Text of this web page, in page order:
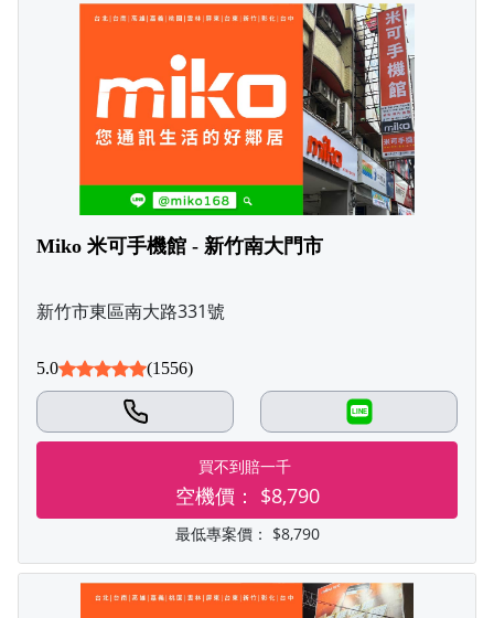
Miko 米可手機館 - 新竹南大門市
新竹市東區南大路331號
5.0 (1556)
LINE
買不到賠一千
空機價： $8,790
最低專案價： $8,790